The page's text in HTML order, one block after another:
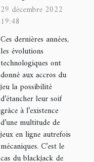
blackjack
29 décembre 2022
19:48
Ces dernières années,
les évolutions
technologiques ont
donné aux accros du
jeu la possibilité
d’étancher leur soif
grâce à l’existence
d’une multitude de
jeux en ligne autrefois
mécaniques. C’est le
cas du blackjack de